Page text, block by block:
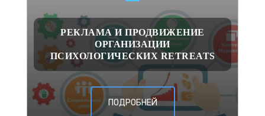
РЕКЛАМА И ПРОДВИЖЕНИЕ
ОРГАНИЗАЦИИ
ПСИХОЛОГИЧЕСКИХ RETREATS
ПОДРОБНЕЙ